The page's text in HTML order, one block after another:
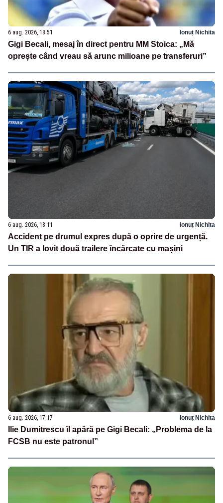
6 aug. 2026, 18:51 Ionuț Nichita
Gigi Becali, mesaj în direct pentru MM Stoica: „Mă
oprește când vreau să arunc milioane pe transferuri”
6 aug. 2026, 18:11 Ionuț Nichita
Accident pe drumul expres după o oprire de urgență.
Un TIR a lovit două trailere încărcate cu mașini
6 aug. 2026, 17:17 Ionuț Nichita
Ilie Dumitrescu îl apără pe Gigi Becali: „Problema de la
FCSB nu este patronul”